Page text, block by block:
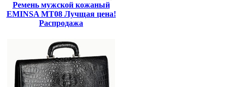
Ремень мужской кожаный
EMINSA MT08 Лучщая цена!
Распродажа